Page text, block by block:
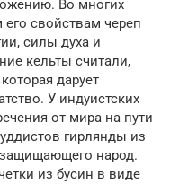
Во многих
его свойствам череп
силы духа и
кельты считали,
дарует
У индуистских
от мира на пути
гирлянды из
защищающего народ.
из бусин в виде